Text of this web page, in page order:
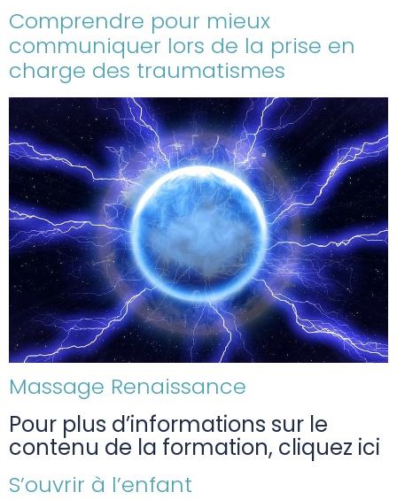
Comprendre pour mieux
communiquer lors de la prise en
charge des traumatismes
Massage Renaissance
Pour plus d’informations sur le
contenu de la formation, cliquez ici
S’ouvrir à l’enfant